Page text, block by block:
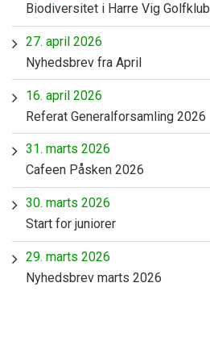
Biodiversitet i Harre Vig Golfklub
27. april 2026
Nyhedsbrev fra April
16. april 2026
Referat Generalforsamling 2026
31. marts 2026
Cafeen Påsken 2026
30. marts 2026
Start for juniorer
29. marts 2026
Nyhedsbrev marts 2026